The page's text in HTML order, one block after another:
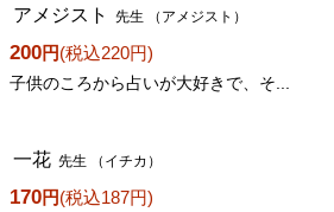
アメジスト 先生 （アメジスト）
200円(税込220円)
子供のころから占いが大好きで、そ...
一花 先生 （イチカ）
170円(税込187円)